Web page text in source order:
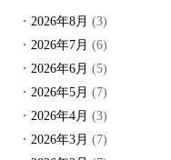
2026年8月 (3)
2026年7月 (6)
2026年6月 (5)
2026年5月 (7)
2026年4月 (3)
2026年3月 (7)